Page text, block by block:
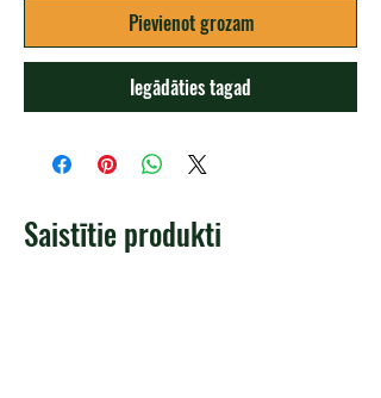
Pievienot grozam
Iegādāties tagad
Saistītie produkti